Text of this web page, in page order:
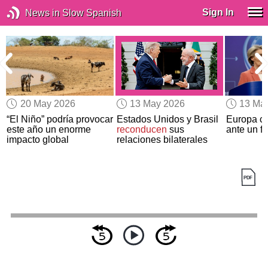
News in Slow Spanish Sign In
20 May 2026
“El Niño” podría provocar
este año un enorme
impacto global
13 May 2026
Estados Unidos y Brasil
reconducen sus
relaciones bilaterales
13
Europa
ante un